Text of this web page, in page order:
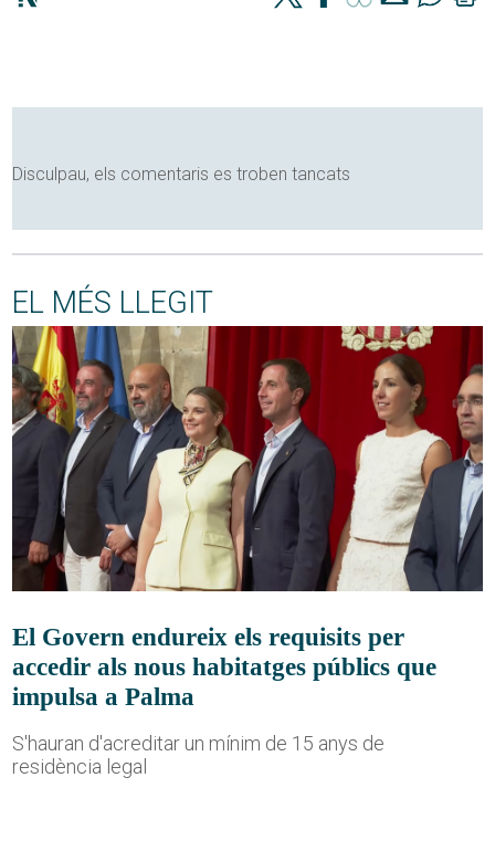
Disculpau, els comentaris es troben tancats
EL MÉS LLEGIT
El Govern endureix els requisits per
accedir als nous habitatges públics que
impulsa a Palma
S'hauran d'acreditar un mínim de 15 anys de
residència legal